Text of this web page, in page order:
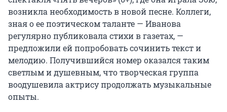
возникла необходимость в новой песне. Коллеги,
зная о ее поэтическом таланте — Иванова
регулярно публиковала стихи в газетах, —
предложили ей попробовать сочинить текст и
мелодию. Получившийся номер оказался таким
светлым и душевным, что творческая группа
воодушевила актрису продолжать музыкальные
опыты.